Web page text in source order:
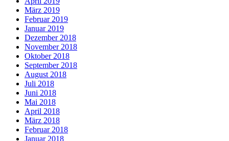
März 2019
Februar 2019
Januar 2019
Dezember 2018
November 2018
Oktober 2018
September 2018
August 2018
Juli 2018
Juni 2018
Mai 2018
April 2018
März 2018
Februar 2018
Januar 2018